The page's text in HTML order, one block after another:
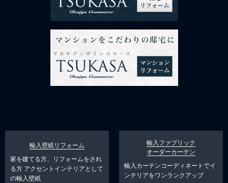
輸入壁紙リフォーム
家を建てる方、リフォームをされ
る方 アクセントインテリアとして
の輸入壁紙
輸入ファブリック
オーダーカーテン
輸入カーテンコーディネートでイ
ンテリアをワンランクアップ